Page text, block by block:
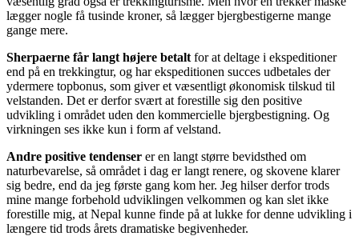
lægger nogle få tusinde kroner, så lægger bjergbestigerne mange
gange mere.
Sherpaerne får langt højere betalt for at deltage i ekspeditioner
end på en trekkingtur, og har ekspeditionen succes udbetales der
ydermere topbonus, som giver et væsentligt økonomisk tilskud til
velstanden. Det er derfor svært at forestille sig den positive
udvikling i området uden den kommercielle bjergbestigning. Og
virkningen ses ikke kun i form af velstand.
Andre positive tendenser er en langt større bevidsthed om
naturbevarelse, så området i dag er langt renere, og skovene klarer
sig bedre, end da jeg første gang kom her. Jeg hilser derfor trods
mine mange forbehold udviklingen velkommen og kan slet ikke
forestille mig, at Nepal kunne finde på at lukke for denne udvikling i
længere tid trods årets dramatiske begivenheder.